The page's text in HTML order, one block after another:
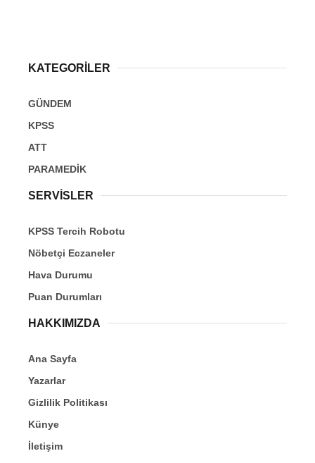
KATEGORİLER
GÜNDEM
KPSS
ATT
PARAMEDİK
SERVİSLER
KPSS Tercih Robotu
Nöbetçi Eczaneler
Hava Durumu
Puan Durumları
HAKKIMIZDA
Ana Sayfa
Yazarlar
Gizlilik Politikası
Künye
İletişim